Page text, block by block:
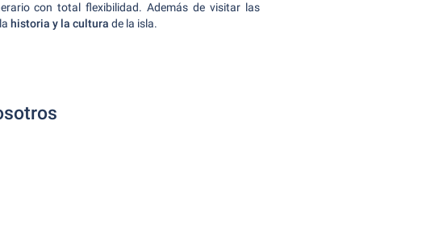
con total flexibilidad. Además de visitar las
historia y la cultura de la isla.